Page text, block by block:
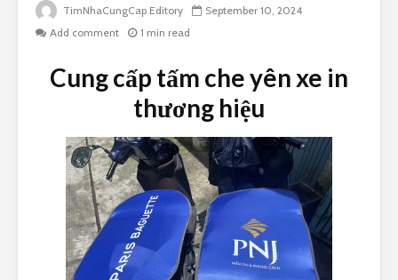
TimNhaCungCap Editory
September 10, 2024
Add comment
1 min read
Cung cấp tấm che yên xe in
thương hiệu